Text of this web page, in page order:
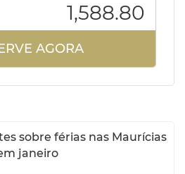
1,588.80
AGORA
sobre férias nas Maurícias
janeiro